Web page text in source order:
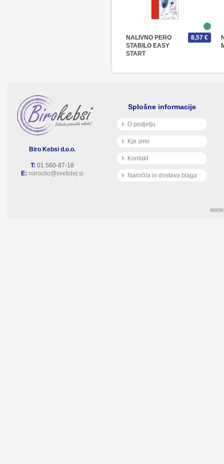
NALIVNO PERO
STABILO EASY
START
8,57 €
Biro Kebsi d.o.o.
T: 01 560-87-18
E: narocilo@svetidej.si
Splošne informacije
O podjetju
Kje smo
Kontakt
Naročila in dostava blaga